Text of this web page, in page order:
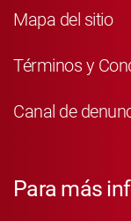
Mapa del sitio
Términos y
Canal de
Para más